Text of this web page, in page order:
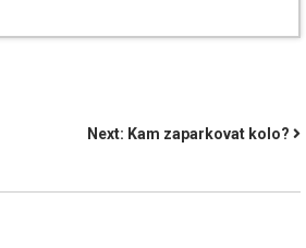
Next: Kam zaparkovat kolo?